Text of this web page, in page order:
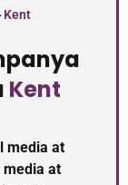
Kent
Kent
media at
media at